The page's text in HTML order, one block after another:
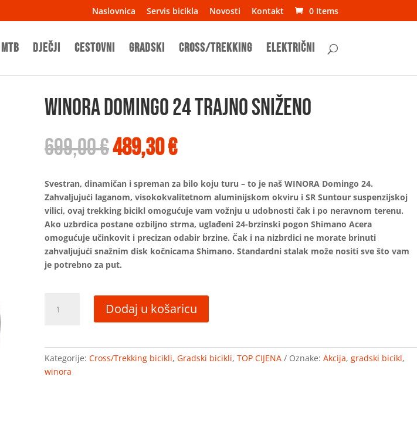
Naslovnica Servis bicikla Novosti Kontakt 0 Items
MTB Dječji Cestovni Gradski Cross/Trekking Električni
WINORA DOMINGO 24 TRAJNO SNIŽENO
699,00€Izvorna
cijena
bila
je:
699,00 €.
489,30€Trenutna
cijena
je:
489,30 €.
Svestran, dinamičan i spreman za bilo koju turu – to je naš WINORA Domingo 24.
Zahvaljujući laganom, visokokvalitetnom aluminijskom okviru i SR Suntour suspenzijskoj
vilici, ovaj trekking bicikl omogućuje vam vožnju u udobnosti čak i po neravnom terenu.
Ako uzbrdica postane ozbiljno strma, uglađeni 24-brzinski pogon Shimano Acera
omogućuje učinkovit i precizan odabir brzine. Čak i na nizbrdici ne morate brinuti
zahvaljujući snažnim disk kočnicama Shimano. Standardni stalak može nositi sve što vam
je potrebno za put.
DOMINGO
SNIŽENO
količina
Dodaj u košaricu
Kategorije: Cross/Trekking bicikli, Gradski bicikli, TOP CIJENA Oznake: Akcija, gradski bicikl,
winora